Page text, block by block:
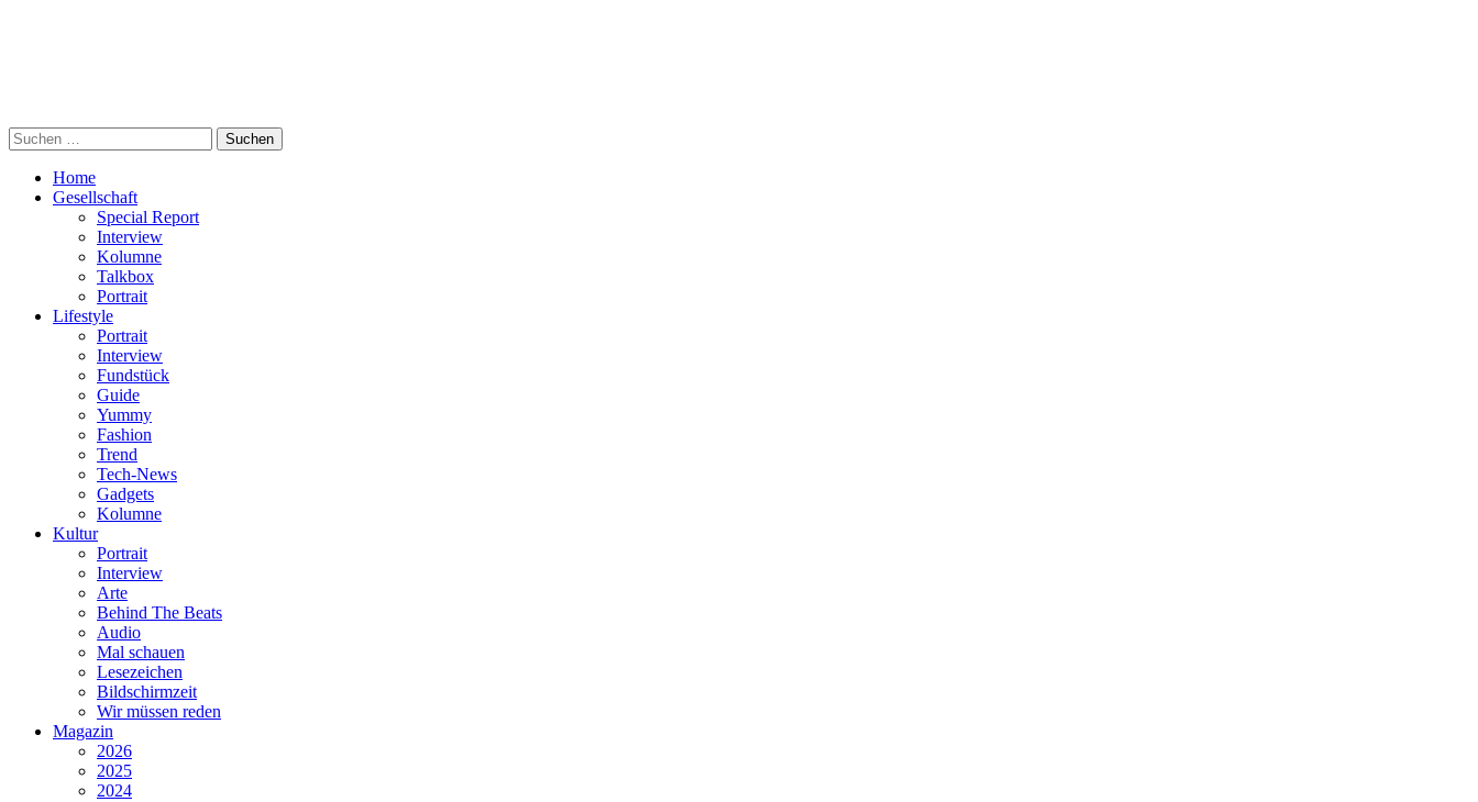
Suchen
nach:
Home
Gesellschaft
Special Report
Interview
Kolumne
Talkbox
Portrait
Lifestyle
Portrait
Interview
Fundstück
Guide
Yummy
Fashion
Trend
Tech-News
Gadgets
Kolumne
Kultur
Portrait
Interview
Arte
Behind The Beats
Audio
Mal schauen
Lesezeichen
Bildschirmzeit
Wir müssen reden
Magazin
2026
2025
2024